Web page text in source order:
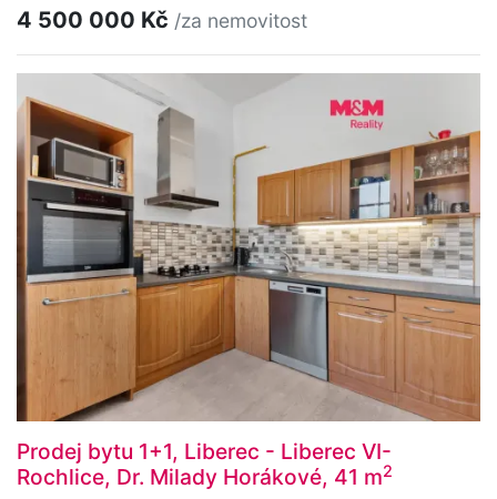
4 500 000 Kč /za nemovitost
Prodej bytu 1+1, Liberec - Liberec VI-
Rochlice, Dr. Milady Horákové, 41 m2